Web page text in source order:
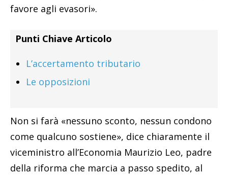
favore agli evasori».
Punti Chiave Articolo
L’accertamento tributario
Le opposizioni
Non si farà «nessuno sconto, nessun condono
come qualcuno sostiene», dice chiaramente il
viceministro all’Economia Maurizio Leo, padre
della riforma che marcia a passo spedito, al